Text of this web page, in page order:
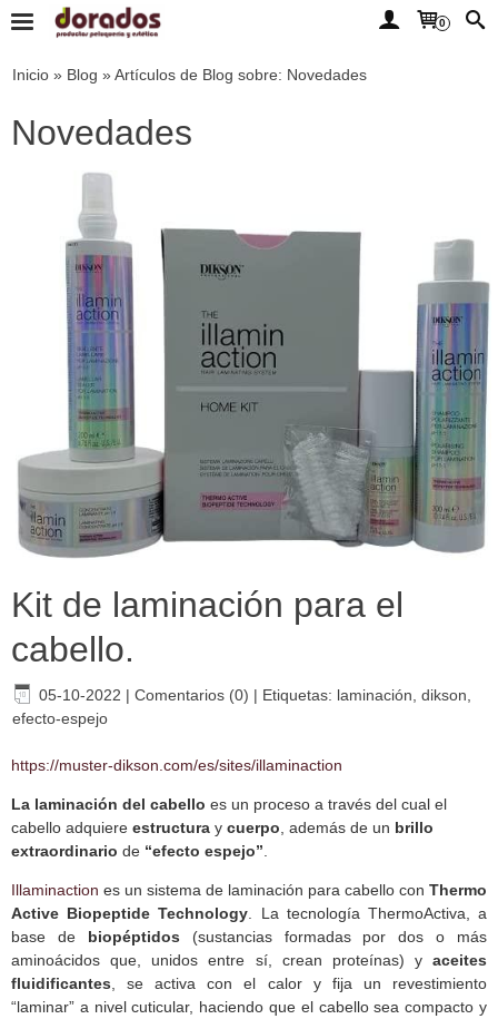
0
Inicio » Blog »Artículos de Blog sobre: Novedades
Novedades
Kit de laminación para el
cabello.
05-10-2022 | Comentarios (0) | Etiquetas: laminación dikson
efecto-espejo
https://muster-dikson.com/es/sites/illaminaction
La laminación del cabello es un proceso a través del cual el
cabello adquiere estructura y cuerpo , además de un brillo
extraordinario de “efecto espejo”
Illaminaction es un sistema de laminación para cabello con Thermo
Active Biopeptide Technology . La tecnología ThermoActiva, a
base de biopéptidos (sustancias formadas por dos o más
aminoácidos que, unidos entre sí, crean proteínas) y aceites
fluidificantes , se activa con el calor y fija un revestimiento
“laminar” a nivel cuticular, haciendo que el cabello sea compacto y